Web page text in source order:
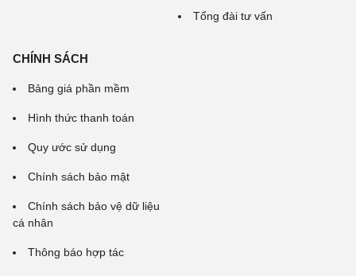
Tổng đài tư vấn
CHÍNH SÁCH
Bảng giá phần mềm
Hình thức thanh toán
Quy ước sử dụng
Chính sách bảo mật
Chính sách bảo vệ dữ liệu
cá nhân
Thông báo hợp tác